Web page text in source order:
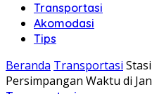
Transportasi
Akomodasi
Tips
Beranda Transportasi
Persimpangan Waktu di